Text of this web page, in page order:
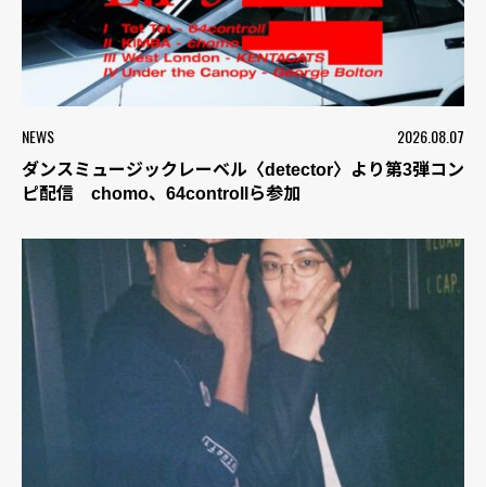
NEWS 2026.08.07
ダンスミュージックレーベル〈detector〉より第3弾コン
ピ配信 chomo、64controllら参加